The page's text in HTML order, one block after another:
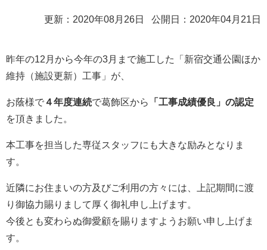
更新：2020年08月26日 公開日：2020年04月21日
昨年の12月から今年の3月まで施工した「新宿交通公園ほか
維持（施設更新）工事」が、
お蔭様で４年度連続で葛飾区から
「工事成績優良」の認定
を頂きました。
本工事を担当した専従スタッフにも大きな励みとなりま
す。
近隣にお住まいの方及びご利用の方々には、上記期間に渡
り御協力賜りまして厚く御礼申し上げます。
今後とも変わらぬ御愛顧を賜りますようお願い申し上げま
す。